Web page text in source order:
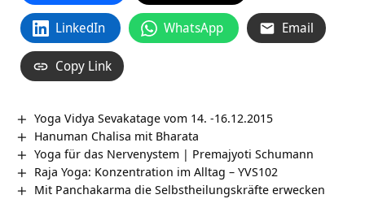
LinkedIn WhatsApp Email
Copy Link
Yoga Vidya Sevakatage vom 14. -16.12.2015
Hanuman Chalisa mit Bharata
Yoga für das Nervenystem | Premajyoti Schumann
Raja Yoga: Konzentration im Alltag – YVS102
Mit Panchakarma die Selbstheilungskräfte erwecken